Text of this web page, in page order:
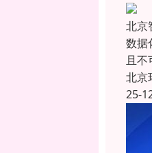
北京
数据
且
北京
25-